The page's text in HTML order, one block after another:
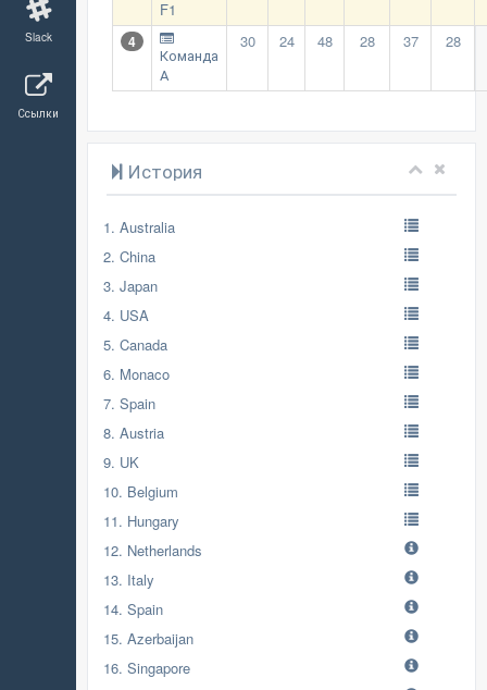
Slack
Ссылки
F1
4
Команда
А
30 24 48 28 37 28
История
1. Australia
2. China
3. Japan
4. USA
5. Canada
6. Monaco
7. Spain
8. Austria
9. UK
10. Belgium
11. Hungary
12. Netherlands
13. Italy
14. Spain
15. Azerbaijan
16. Singapore